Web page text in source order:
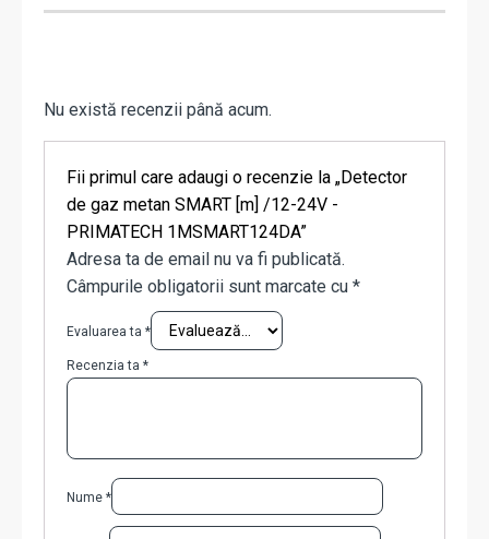
Nu există recenzii până acum.
Fii primul care adaugi o recenzie la „Detector
de gaz metan SMART [m] /12-24V -
PRIMATECH 1MSMART124DA”
Adresa ta de email nu va fi publicată.
Câmpurile obligatorii sunt marcate cu *
Evaluarea ta *
Recenzia ta *
Nume *